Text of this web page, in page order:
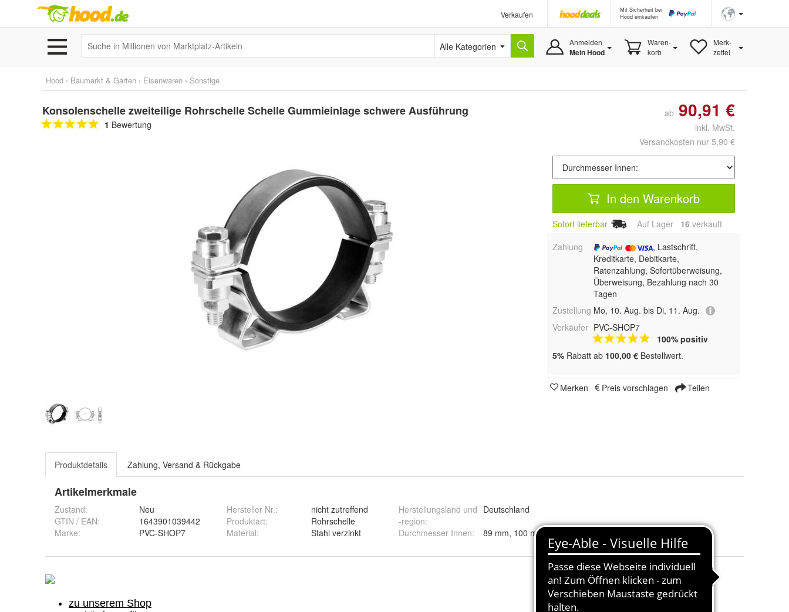
Verkaufen
Mit Sicherheit bei
Hood einkaufen
Alle Kategorien Anmelden
Mein Hood
Waren-
korb
Merk-
zettel
Hood › Baumarkt & Garten › Eisenwaren › Sonstige
Konsolenschelle zweiteilige Rohrschelle Schelle Gummieinlage schwere Ausführung
1 Bewertung
ab 90,91 €
inkl. MwSt.
Versandkosten nur 5,90 €
In den Warenkorb
Sofort lieferbar Auf Lager 16 verkauft
Zahlung
, Lastschrift,
Kreditkarte, Debitkarte,
Ratenzahlung, Sofortüberweisung,
Überweisung, Bezahlung nach 30
Tagen
Zustellung Mo, 10. Aug. bis Di, 11. Aug.
Verkäufer PVC-SHOP7
100% positiv
5% Rabatt ab 100,00 € Bestellwert.
Merken Preis vorschlagen Teilen
Produktdetails Zahlung, Versand & Rückgabe
Artikelmerkmale
Zustand:
Neu
GTIN / EAN:
1643901039442
Marke:
PVC-SHOP7
Hersteller Nr.:
nicht zutreffend
Produktart:
Rohrschelle
Material: Stahl verzinkt
Herstellungsland und
-region:
Deutschland
Durchmesser Innen: 89 mm, 100 mm, 108 mm, 114 mm, 115 mm, 120 mm, 121 mm, 124 mm, 126